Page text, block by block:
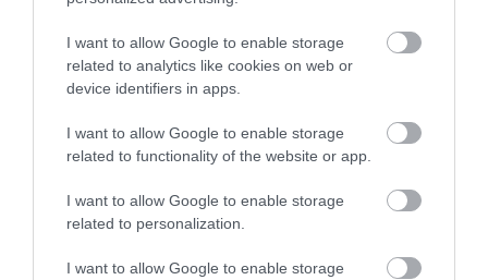
I want to allow Google to enable storage
related to analytics like cookies on web or
device identifiers in apps.
I want to allow Google to enable storage
related to functionality of the website or app.
I want to allow Google to enable storage
related to personalization.
I want to allow Google to enable storage